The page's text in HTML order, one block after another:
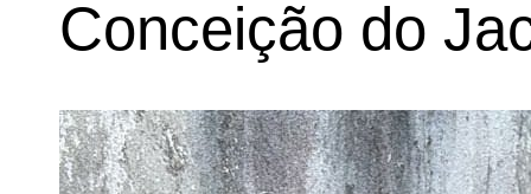
Conceição do